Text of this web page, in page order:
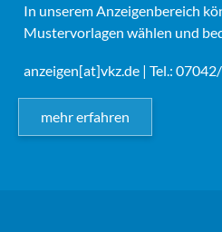
In unserem Anzeigenbereich
Mustervorlagen wählen und
anzeigen[at]vkz.de | Tel.:
mehr erfahren